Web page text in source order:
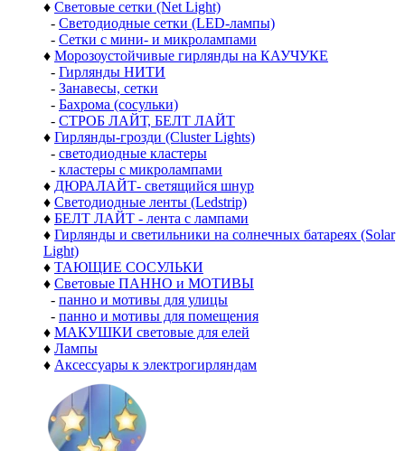
♦ Световые сетки (Net Light)
- Светодиодные сетки (LED-лампы)
- Сетки с мини- и микролампами
♦ Морозоустойчивые гирлянды на КАУЧУКЕ
- Гирлянды НИТИ
- Занавесы, сетки
- Бахрома (сосульки)
- СТРОБ ЛАЙТ, БЕЛТ ЛАЙТ
♦ Гирлянды-грозди (Cluster Lights)
- светодиодные кластеры
- кластеры с микролампами
♦ ДЮРАЛАЙТ- светящийся шнур
♦ Светодиодные ленты (Ledstrip)
♦ БЕЛТ ЛАЙТ - лента с лампами
♦ Гирлянды и светильники на солнечных батареях (Solar
Light)
♦ ТАЮЩИЕ СОСУЛЬКИ
♦ Световые ПАННО и МОТИВЫ
- панно и мотивы для улицы
- панно и мотивы для помещения
♦ МАКУШКИ световые для елей
♦ Лампы
♦ Аксессуары к электрогирляндам